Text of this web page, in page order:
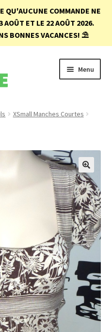
QU'AUCUNE COMMANDE NE
AOÛT ET LE 22 AOÛT 2026.
BONNES VACANCES! ⛱️
Menu
XSmall Manches Courtes
🔍